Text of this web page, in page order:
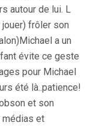
autour de lui. L
frôler son
a un
évite ce geste
pour Michael
été là..patience!
et son
médias et